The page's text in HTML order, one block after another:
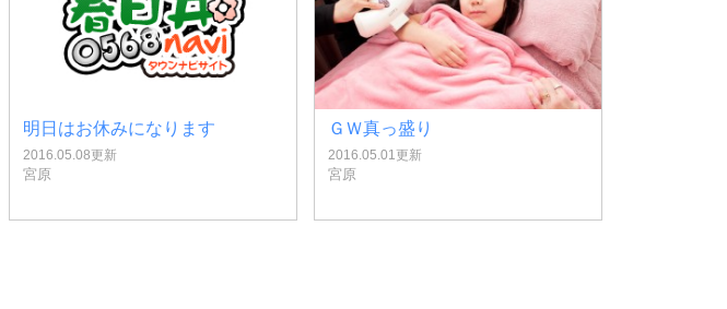
明日はお休みになります
2016.05.08更新
宮原
ＧＷ真っ盛り
2016.05.01更新
宮原